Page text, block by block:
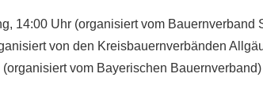
14:00 Uhr (organisiert vom Bauernverband
von den Kreisbauernverbänden
vom Bayerischen Bauernverband)